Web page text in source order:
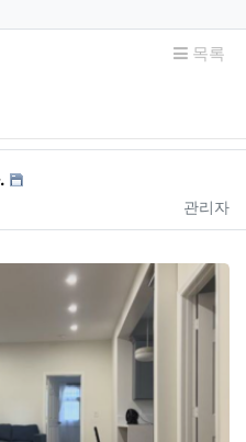
목록
분류 목록
등록자
관리자